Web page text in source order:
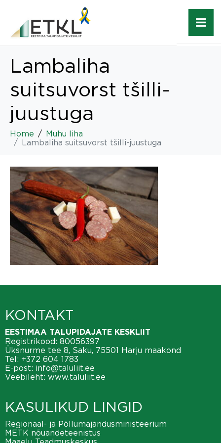
Lambaliha
suitsuvorst tšilli-
juustuga
Home
Muhu liha
Lambaliha suitsuvorst tšilli-juustuga
KONTAKT
EESTIMAA TALUPIDAJATE KESKLIIT
Registrikood: 80056397
Üksnurme tee 8, Saku, 75501 Harju maakond
Tel: +372 604 1783
E-post: info@taluliit.ee
Veebileht: www.taluliit.ee
KASULIKUD LINGID
Regionaal- ja Põllumajandusministeerium
METK nõuandeteenistus